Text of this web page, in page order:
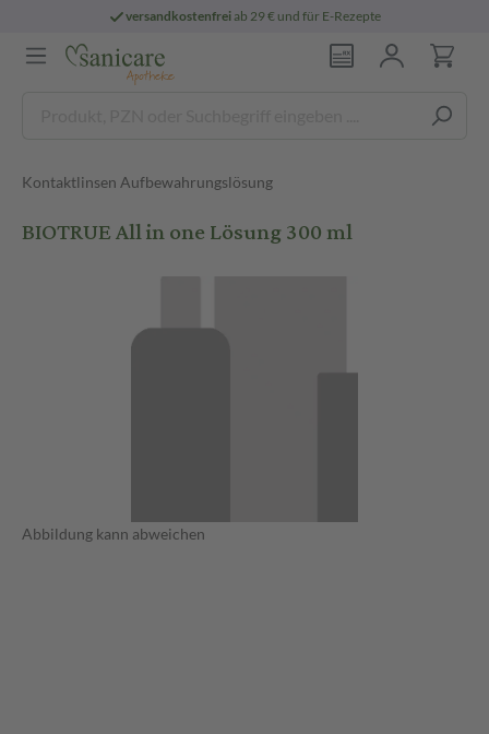
versandkostenfreiab 29 € und für E-Rezepte
Kontaktlinsen Aufbewahrungslösung
BIOTRUE All in one Lösung 300 ml
Abbildung kann abweichen